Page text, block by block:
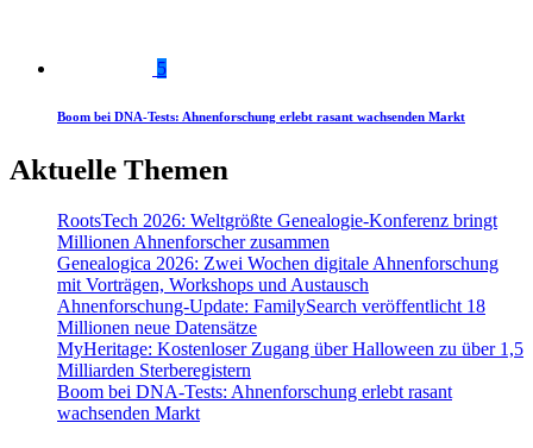
5
Boom bei DNA-Tests: Ahnenforschung erlebt rasant wachsenden Markt
Aktuelle Themen
RootsTech 2026: Weltgrößte Genealogie-Konferenz bringt
Millionen Ahnenforscher zusammen
Genealogica 2026: Zwei Wochen digitale Ahnenforschung
mit Vorträgen, Workshops und Austausch
Ahnenforschung-Update: FamilySearch veröffentlicht 18
Millionen neue Datensätze
MyHeritage: Kostenloser Zugang über Halloween zu über 1,5
Milliarden Sterberegistern
Boom bei DNA-Tests: Ahnenforschung erlebt rasant
wachsenden Markt